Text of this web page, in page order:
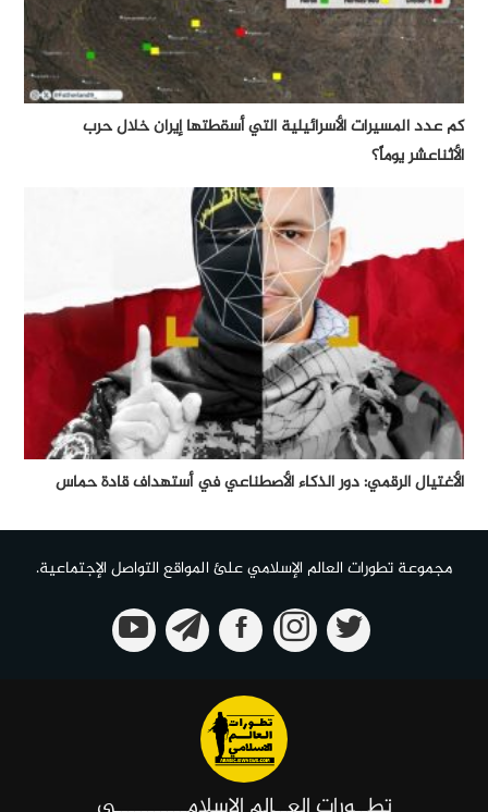
كم عدد المسيرات الأسرائيلية التي أسقطتها إيران خلال حرب
الأثناعشر يوماً؟
الأغتيال الرقمي: دور الذكاء الأصطناعي في أستهداف قادة حماس
مجموعة تطورات العالم الإسلامي علئ المواقع التواصل الإجتماعية.